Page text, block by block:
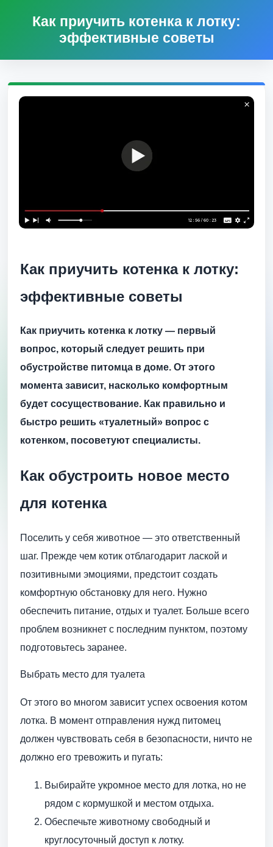
Как приучить котенка к лотку:
эффективные советы
Как приучить котенка к лотку:
эффективные советы
Как приучить котенка к лотку — первый
вопрос, который следует решить при
обустройстве питомца в доме. От этого
момента зависит, насколько комфортным
будет сосуществование. Как правильно и
быстро решить «туалетный» вопрос с
котенком, посоветуют специалисты.
Как обустроить новое место
для котенка
Поселить у себя животное — это ответственный
шаг. Прежде чем котик отблагодарит лаской и
позитивными эмоциями, предстоит создать
комфортную обстановку для него. Нужно
обеспечить питание, отдых и туалет. Больше всего
проблем возникнет с последним пунктом, поэтому
подготовьтесь заранее.
Выбрать место для туалета
От этого во многом зависит успех освоения котом
лотка. В момент отправления нужд питомец
должен чувствовать себя в безопасности, ничто не
должно его тревожить и пугать:
Выбирайте укромное место для лотка, но не
рядом с кормушкой и местом отдыха.
Обеспечьте животному свободный и
круглосуточный доступ к лотку.